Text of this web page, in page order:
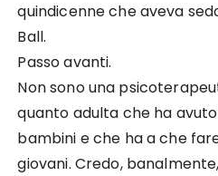
quindicenne che aveva
Ball.
Passo avanti.
Non sono una
quanto adulta che ha
bambini e che ha a che
giovani. Credo,